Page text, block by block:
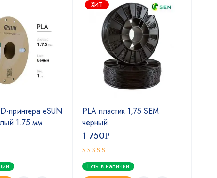
принтера eSUN
1.75 мм
ХИТ
PLA пластик 1,75 SEM
черный
1 750Р
Оценка
5.00из 5
Есть в наличии